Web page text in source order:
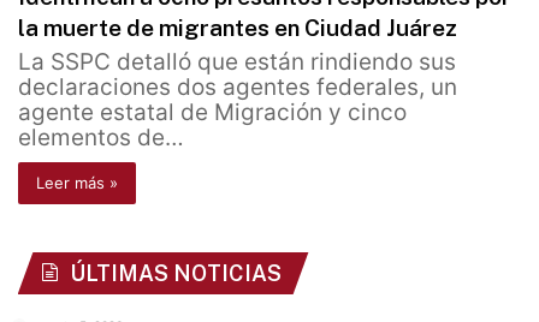
la muerte de migrantes en Ciudad Juárez
La SSPC detalló que están rindiendo sus
declaraciones dos agentes federales, un
agente estatal de Migración y cinco
elementos de…
Leer más »
ÚLTIMAS NOTICIAS